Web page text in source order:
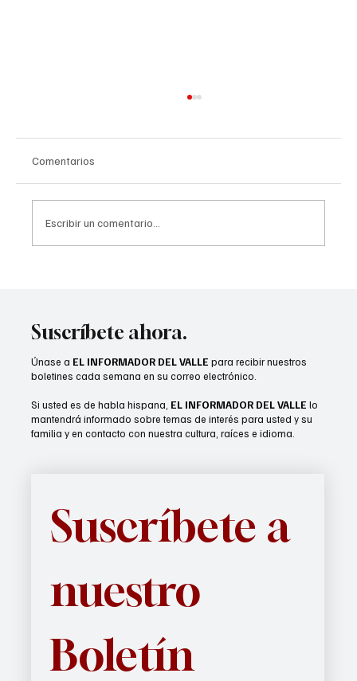
Comentarios
Escribir un comentario...
Suscríbete ahora.
Únase a EL INFORMADOR DEL VALLE para recibir nuestros
boletines cada semana en su correo electrónico.
Si usted es de habla hispana, EL INFORMADOR DEL VALLE lo
mantendrá informado sobre temas de interés para usted y su
familia y en contacto con nuestra cultura, raíces e idioma.
Suscríbete a
nuestro
Boletín